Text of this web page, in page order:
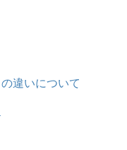
違いについて